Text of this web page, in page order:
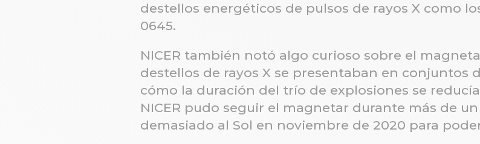
destellos energéticos de pulsos de rayos X como
0645.
NICER también notó algo curioso sobre el
destellos de rayos X se presentaban en conjuntos
cómo la duración del trío de explosiones se
NICER pudo seguir el magnetar durante más de
demasiado al Sol en noviembre de 2020 para